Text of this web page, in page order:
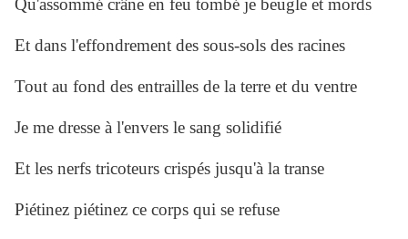
Qu'assommé crâne en feu tombé je beugle et mords
Et dans l'effondrement des sous-sols des racines
Tout au fond des entrailles de la terre et du ventre
Je me dresse à l'envers le sang solidifié
Et les nerfs tricoteurs crispés jusqu'à la transe
Piétinez piétinez ce corps qui se refuse